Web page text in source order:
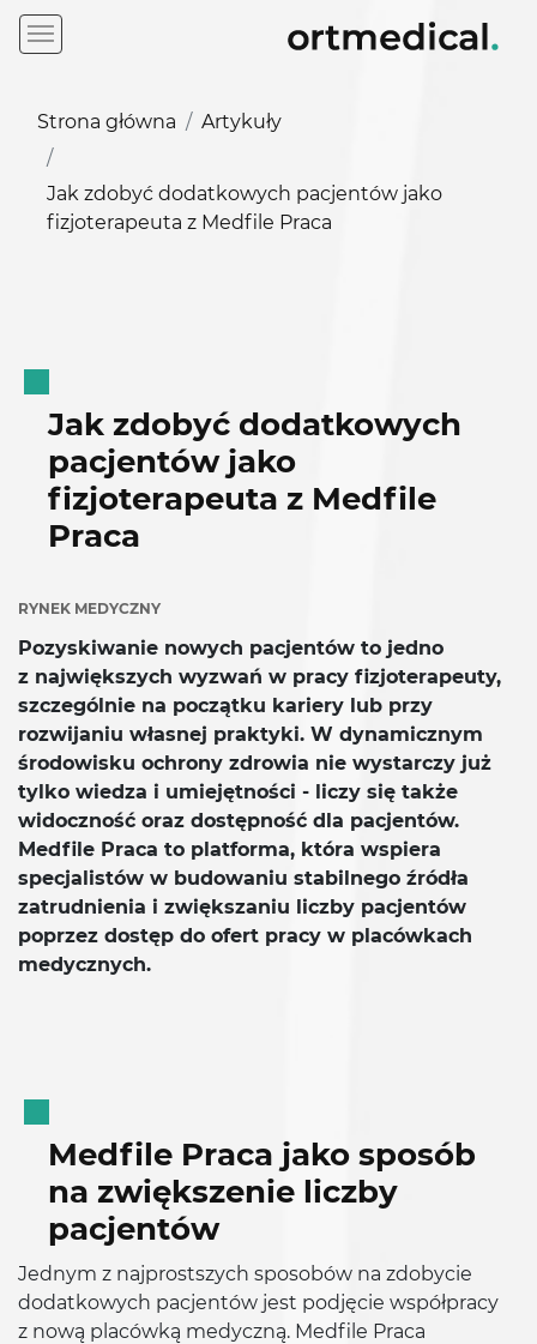
Strona główna Artykuły
Jak zdobyć dodatkowych pacjentów jako
fizjoterapeuta z Medfile Praca
Jak zdobyć dodatkowych
pacjentów jako
fizjoterapeuta z Medfile
Praca
RYNEK MEDYCZNY
Pozyskiwanie nowych pacjentów to jedno
z największych wyzwań w pracy fizjoterapeuty,
szczególnie na początku kariery lub przy
rozwijaniu własnej praktyki. W dynamicznym
środowisku ochrony zdrowia nie wystarczy już
tylko wiedza i umiejętności - liczy się także
widoczność oraz dostępność dla pacjentów.
Medfile Praca to platforma, która wspiera
specjalistów w budowaniu stabilnego źródła
zatrudnienia i zwiększaniu liczby pacjentów
poprzez dostęp do ofert pracy w placówkach
medycznych.
Medfile Praca jako sposób
na zwiększenie liczby
pacjentów
Jednym z najprostszych sposobów na zdobycie
dodatkowych pacjentów jest podjęcie współpracy
z nową placówką medyczną. Medfile Praca